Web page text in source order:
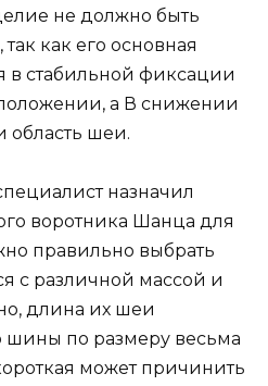
не должно быть
как его основная
в стабильной фиксации
а В снижении
шеи.
назначил
воротника Шанца для
правильно выбрать
с различной массой и
длина их шеи
шины по размеру весьма
может причинить